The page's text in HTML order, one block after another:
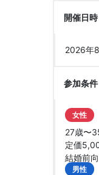
開催日時
2026年
参加条件
女性
27歳〜
定価
結婚前
男性